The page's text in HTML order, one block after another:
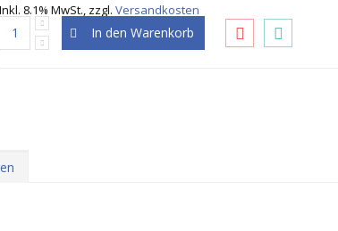
Inkl. 8.1% MwSt. zzgl.Versandkosten
In den Warenkorb